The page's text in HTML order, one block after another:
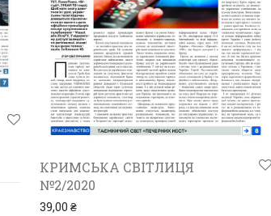
КРИМСЬКА СВІТЛИЦЯ
№2/2020
39,00 ₴